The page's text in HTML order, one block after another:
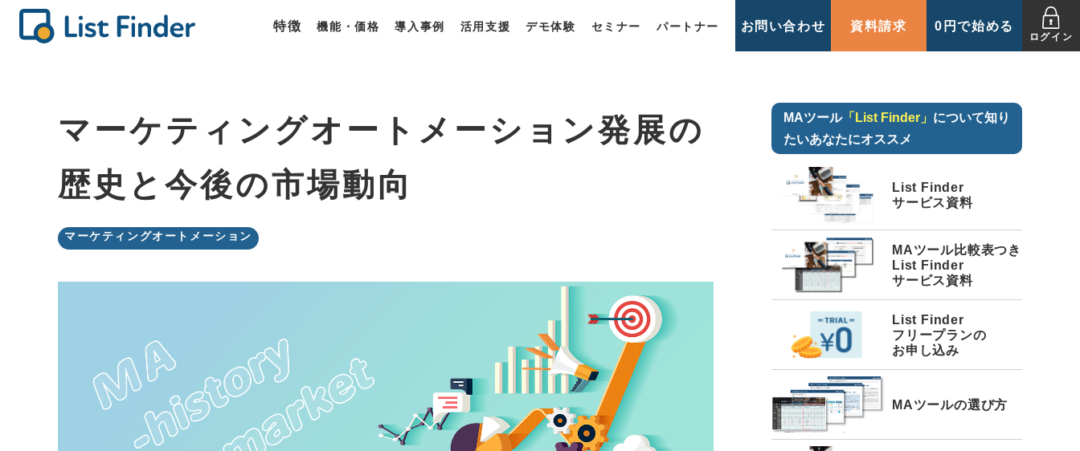
特徴 機能・価格 導入事例 活用支援 デモ体験 セミナー パートナー お問い合わせ 資料請求 0円で始める
ログイン
マーケティングオートメーション発展の
歴史と今後の市場動向
マーケティングオートメーション
MAツール「List Finder」 について知り
たいあなたにオススメ
List Finder
サービス資料
MAツール比較表つき
List Finder
サービス資料
List Finder
フリープランの
お申し込み
MAツールの選び方